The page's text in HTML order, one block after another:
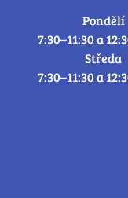
Pondělí
7:30–11:30 a
Středa
7:30–11:30 a